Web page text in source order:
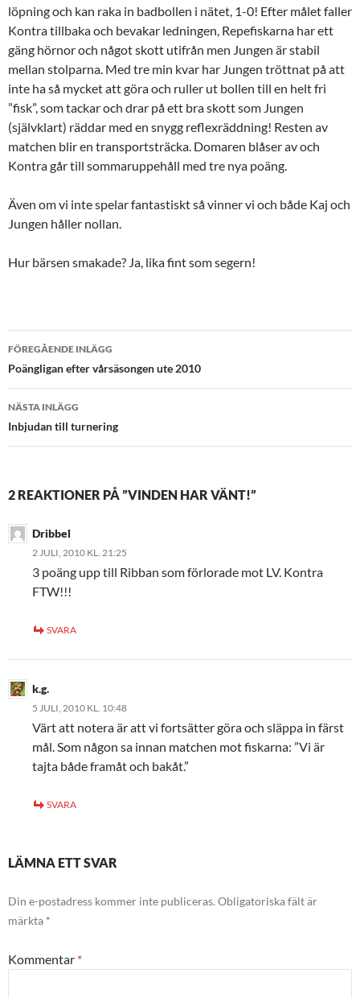
löpning och kan raka in badbollen i nätet, 1-0! Efter målet faller
Kontra tillbaka och bevakar ledningen, Repefiskarna har ett
gäng hörnor och något skott utifrån men Jungen är stabil
mellan stolparna. Med tre min kvar har Jungen tröttnat på att
inte ha så mycket att göra och ruller ut bollen till en helt fri
”fisk”, som tackar och drar på ett bra skott som Jungen
(självklart) räddar med en snygg reflexräddning! Resten av
matchen blir en transportsträcka. Domaren blåser av och
Kontra går till sommaruppehåll med tre nya poäng.
Även om vi inte spelar fantastiskt så vinner vi och både Kaj och
Jungen håller nollan.
Hur bärsen smakade? Ja, lika fint som segern!
Inläggsnavigering
FÖREGÅENDE INLÄGG
Poängligan efter vårsäsongen ute 2010
NÄSTA INLÄGG
Inbjudan till turnering
2 REAKTIONER PÅ ”VINDEN HAR VÄNT!”
Dribbel
2 JULI, 2010 KL. 21:25
3 poäng upp till Ribban som förlorade mot LV. Kontra
FTW!!!
SVARA
k.g.
5 JULI, 2010 KL. 10:48
Värt att notera är att vi fortsätter göra och släppa in färst
mål. Som någon sa innan matchen mot fiskarna: ”Vi är
tajta både framåt och bakåt.”
SVARA
LÄMNA ETT SVAR
Din e-postadress kommer inte publiceras. Obligatoriska fält är
märkta *
Kommentar *